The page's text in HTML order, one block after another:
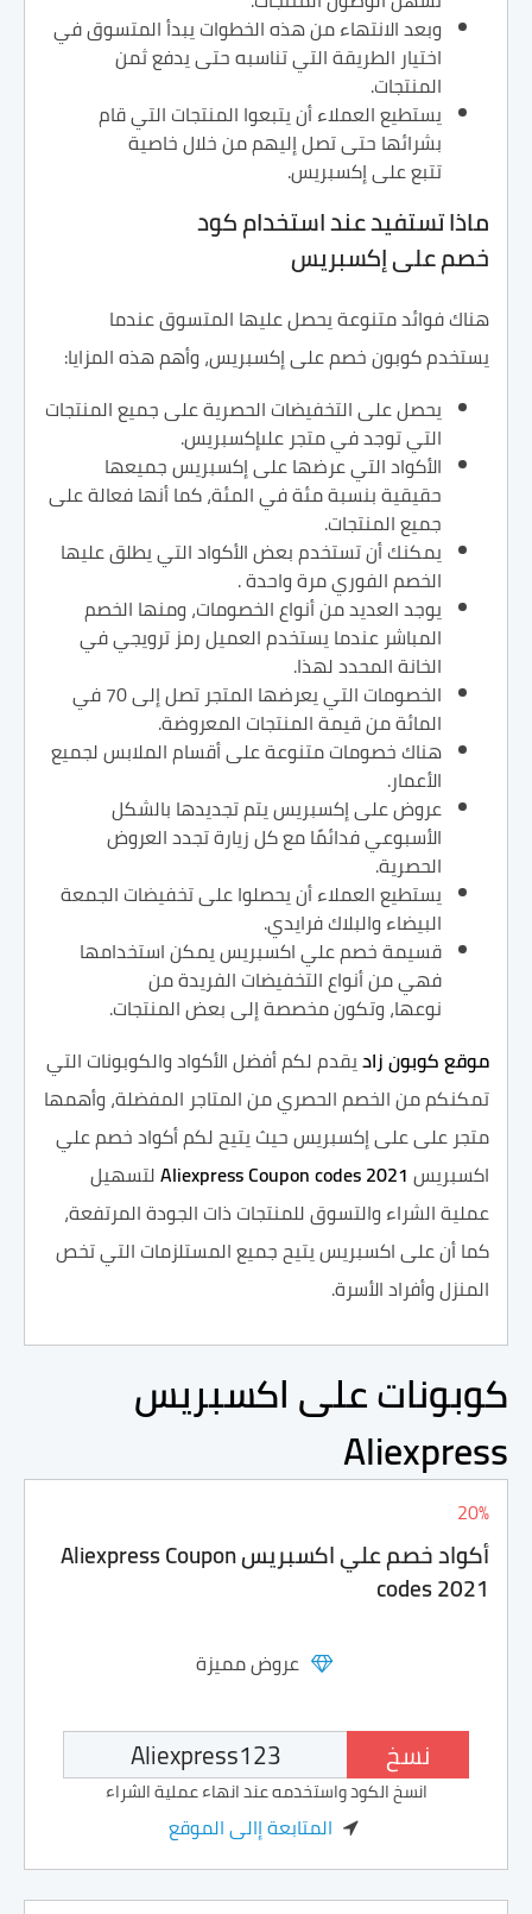
وبعد الانتهاء من هذه الخطوات يبدأ المتسوق في
اختيار الطريقة التي تناسبه حتى يدفع ثمن
المنتجات.
يستطيع العملاء أن يتبعوا المنتجات التي قام
بشرائها حتى تصل إليهم من خلال خاصية
تتبع على إكسبريس.
ماذا تستفيد عند استخدام كود
خصم على إكسبريس
هناك فوائد متنوعة يحصل عليها المتسوق عندما
يستخدم كوبون خصم على إكسبريس، وأهم هذه المزايا:
يحصل على التخفيضات الحصرية على جميع المنتجات
التي توجد في متجر علىإكسبريس.
الأكواد التي عرضها على إكسبريس جميعها
حقيقية بنسبة مئة في المئة، كما أنها فعالة على
جميع المنتجات.
يمكنك أن تستخدم بعض الأكواد التي يطلق عليها
الخصم الفوري مرة واحدة .
يوجد العديد من أنواع الخصومات، ومنها الخصم
المباشر عندما يستخدم العميل رمز ترويجي في
الخانة المحدد لهذا.
الخصومات التي يعرضها المتجر تصل إلى 70 في
المائة من قيمة المنتجات المعروضة.
هناك خصومات متنوعة على أقسام الملابس لجميع
الأعمار.
عروض على إكسبريس يتم تجديدها بالشكل
الأسبوعي فدائمًا مع كل زيارة تجدد العروض
الحصرية.
يستطيع العملاء أن يحصلوا على تخفيضات الجمعة
البيضاء والبلاك فرايدي.
قسيمة خصم علي اكسبريس يمكن استخدامها
فهي من أنواع التخفيضات الفريدة من
نوعها، وتكون مخصصة إلى بعض المنتجات.
موقع كوبون زاديقدم لكم أفضل الأكواد والكوبونات التي
تمكنكم من الخصم الحصري من المتاجر المفضلة، وأهمها
متجر على على إكسبريس حيث يتيح لكمأكواد خصم علي
اكسبريسAliexpress Coupon codes 2021
لتسهيل
عملية الشراء والتسوق للمنتجات ذات الجودة المرتفعة،
كما أن على اكسبريس يتيح جميع المستلزمات التي تخص
المنزل وأفراد الأسرة.
كوبونات على اكسبريس
Aliexpress
20%
أكواد خصم علي اكسبريس Aliexpress Coupon
codes 2021
عروض مميزة
نسخ
انسخ الكود واستخدمه عند انهاء عملية الشراء
المتابعة إالى الموقع